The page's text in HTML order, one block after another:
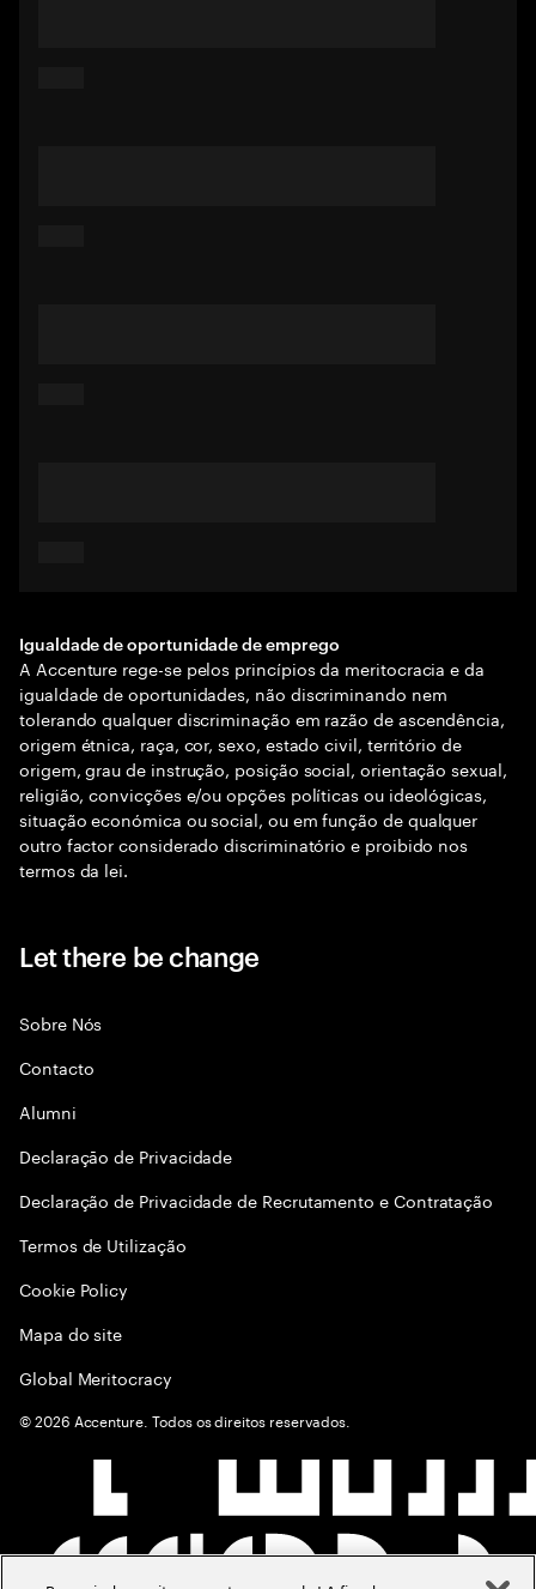
Igualdade de oportunidade de emprego
A Accenture rege-se pelos princípios da meritocracia e da
igualdade de oportunidades, não discriminando nem
tolerando qualquer discriminação em razão de ascendência,
origem étnica, raça, cor, sexo, estado civil, território de
origem, grau de instrução, posição social, orientação sexual,
religião, convicções e/ou opções políticas ou ideológicas,
situação económica ou social, ou em função de qualquer
outro factor considerado discriminatório e proibido nos
termos da lei.
Let there be change
Sobre Nós
Contacto
Alumni
Declaraçāo de Privacidade
Declaração de Privacidade de Recrutamento e Contratação
Termos de Utilização
Cookie Policy
Mapa do site
Global Meritocracy
©2026 Accenture. Todos os direitos reservados.